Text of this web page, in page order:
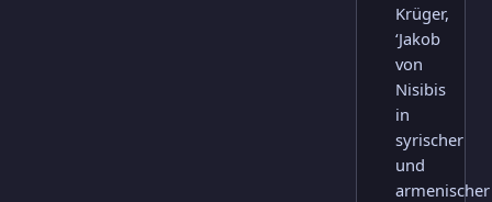
Krüger,
‘Jakob
von
Nisibis
in
syrischer
und
armenischer